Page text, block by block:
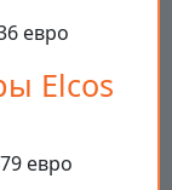
евро
Elcos
евро